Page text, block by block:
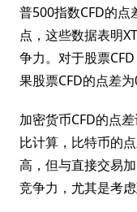
普500指数CFD的点
点，这些数据表明
争力。对于股票
果股票CFD的点差为
加密货币CFD的点
比计算，比特币的
高，但与直接交易
竞争力，尤其是考